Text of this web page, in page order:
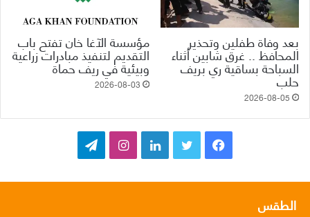
بعد وفاة طفلين وتحذير
المحافظ .. غرق شابين أثناء
السباحة بساقية ري بريف
حلب
2026-08-05
مؤسسة الآغا خان تفتح باب
التقديم لتنفيذ مبادرات زراعية
وبيئية في ريف حماة
2026-08-03
الطقس